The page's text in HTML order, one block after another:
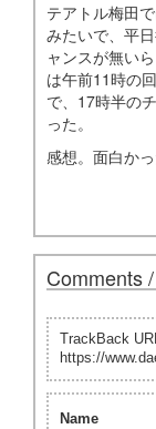
テアトル梅田
みたいで、平
ャンスが無い
は午前11時の
で、17時半の
った。
感想。面白か
Comments
TrackBack
https://
Name